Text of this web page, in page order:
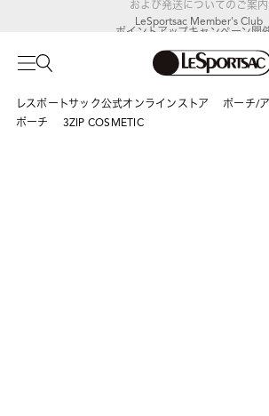
LeSportsac Member's Club
ポイントアップキャンペーン開
レスポートサック公式オンラインストア
ポーチ/
ポーチ
3ZIP COSMETIC